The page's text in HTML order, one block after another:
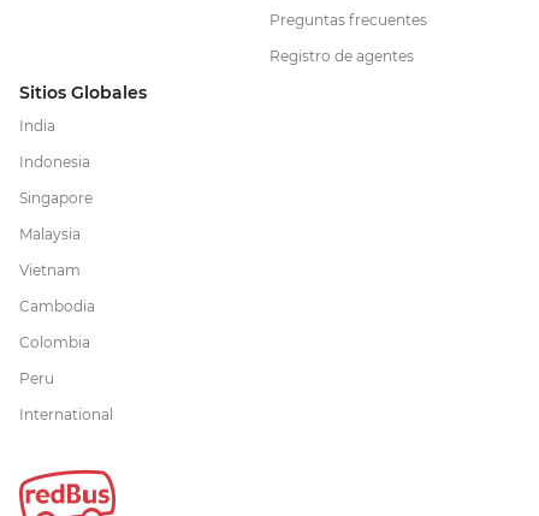
Preguntas frecuentes
Registro de agentes
Sitios Globales
India
Indonesia
Singapore
Malaysia
Vietnam
Cambodia
Colombia
Peru
International